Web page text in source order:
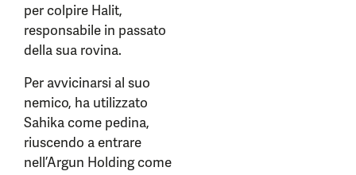
per colpire Halit,
responsabile in passato
della sua rovina.
Per avvicinarsi al suo
nemico, ha utilizzato
Sahika come pedina,
riuscendo a entrare
nell’Argun Holding come